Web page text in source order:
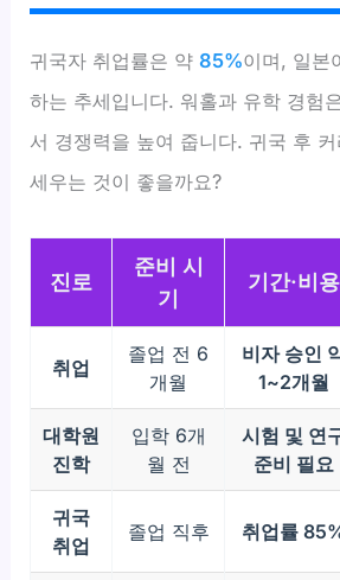
귀국자 취업률은 약85%이며, 일본
하는 추세입니다. 워홀과 유학 경험
서 경쟁력을 높여 줍니다. 귀국 후
세우는 것이 좋을까요?
진로
준비 시
기
기간·비용
취업
졸업 전 6
개월
비자 승인
1~2개월
대학원
진학
입학 6개
월 전
시험 및 연
준비 필요
귀국
취업
졸업 직후 취업률